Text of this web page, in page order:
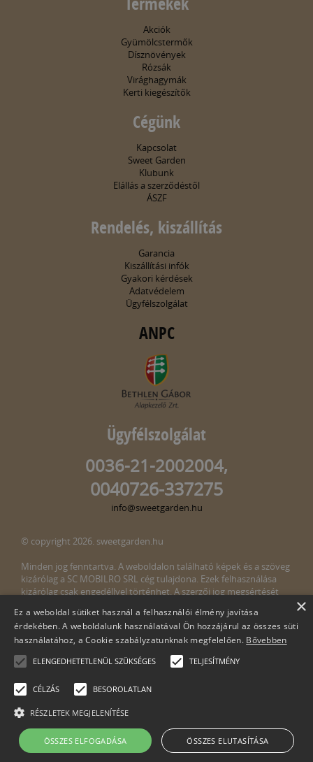
Akciók
Gyümölcstermők
Dísznövények
Rózsák
Virághagymák
Kerti kiegészítők
Cégünk
Kapcsolat
Sweet Garden
Klubunk
Elállás a szerződéstől
ÁSZF
Rendelés, kiszállítás
Garancia
Kiszállítási infók
Gyakori kérdések
Adatvédelem
Ügyfélszolgálat
ANPC
Ügyfélszolgálat
0036-21-2002004,
0040726-337275
info@sweetgarden.hu
© copyright 2026. sweetgarden.hu
Minden jog fenntartva. A weboldalon található képek és a szöveg
kizárólag a SC MOBILRO SRL cég tulajdona. Ezek felhasználása
kizárólag csak engedéllyel történhet. A szerzői jog megsértését
megsértését észlelné, kérjük, jelezze ezt felénk a következő e-mail
címen:info@sweetgarden.hu
Cégnév: SC Mobilro SRL
Adószám: 30498990-2-51
×
Ez a weboldal sütiket használ a felhasználói élmény javítása
érdekében. A weboldalunk használatával Ön hozzájárul az összes süti
használatához, a Cookie szabályzatunknak megfelelően. Bővebben
ELENGEDHETETLENÜL SZÜKSÉGES TELJESÍTMÉNY
CÉLZÁS BESOROLATLAN
RÉSZLETEK MEGJELENÍTÉSE
ÖSSZES ELFOGADÁSA ÖSSZES ELUTASÍTÁSA